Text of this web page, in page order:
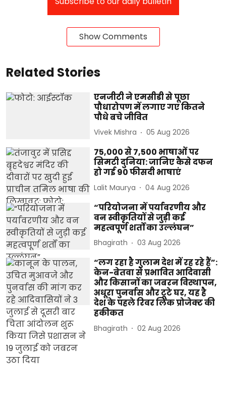
Show Comments
Related Stories
एनजीटी ने एमसीडी से पूछा
पौधारोपण में लगाए गए कितने
पौधे बचे जीवित
Vivek Mishra 05 Aug 2026
75,000 से 7,500 भाषाओं पर
सिमटी दुनिया: जानिए कैसे दफन
हो गई 90 फीसदी भाषाएं
Lalit Maurya 04 Aug 2026
“परियोजना में पर्यावरणीय और
वन स्वीकृतियों से जुड़ी कई
महत्वपूर्ण शर्तों का उल्लंघन”
Bhagirath 03 Aug 2026
“लग रहा है गुलाम देश में रह रहे हैं”:
केन-बेतवा से प्रभावित आदिवासी
और किसानों का जबरन विस्थापन,
अधूरा पुनर्वास और टूटे घर, यह है
देश के पहले रिवर लिंक प्रोजेक्ट की
हकीकत
Bhagirath 02 Aug 2026